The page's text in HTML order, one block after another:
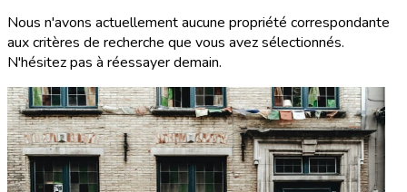
Nous n'avons actuellement aucune propriété correspondante
aux critères de recherche que vous avez sélectionnés.
N'hésitez pas à réessayer demain.